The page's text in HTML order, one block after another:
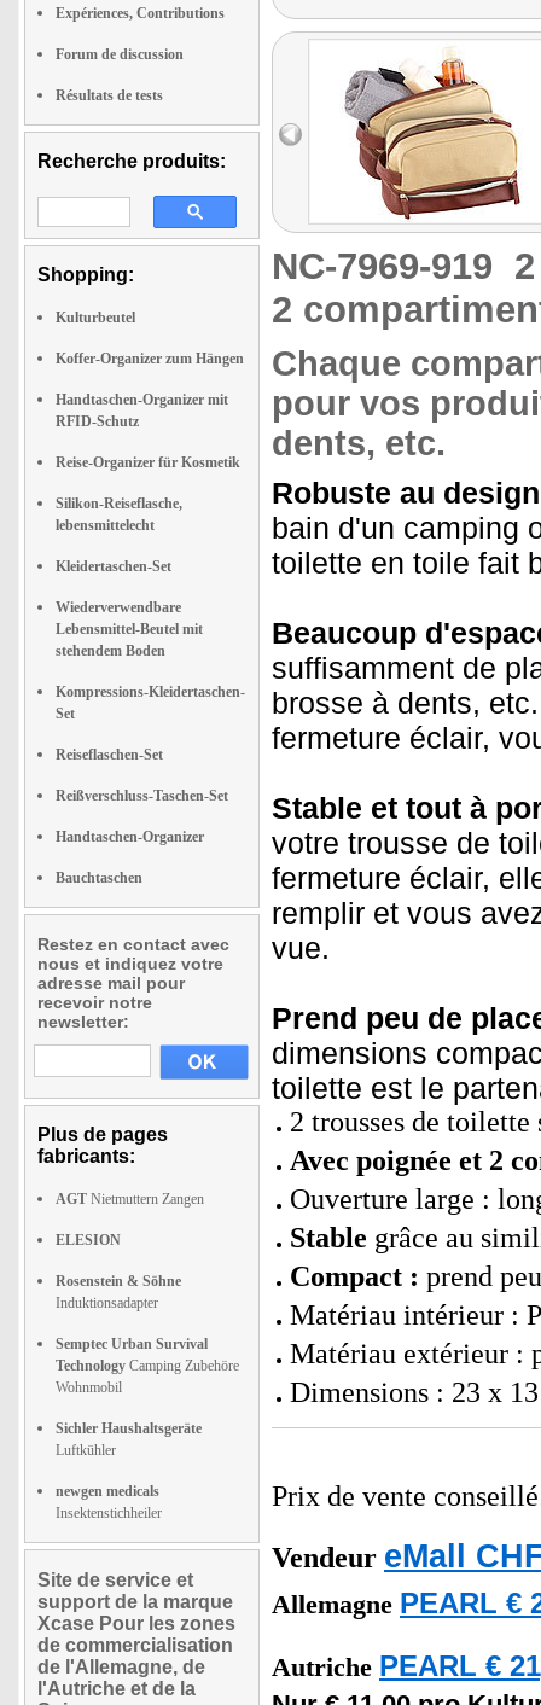
Expériences, Contributions
Forum de discussion
Résultats de tests
Recherche produits:
Shopping:
Kulturbeutel
Koffer-Organizer zum Hängen
Handtaschen-Organizer mit
RFID-Schutz
Reise-Organizer für Kosmetik
Silikon-Reiseflasche,
lebensmittelecht
Kleidertaschen-Set
Wiederverwendbare
Lebensmittel-Beutel mit
stehendem Boden
Kompressions-Kleidertaschen-
Set
Reiseflaschen-Set
Reißverschluss-Taschen-Set
Handtaschen-Organizer
Bauchtaschen
Restez en contact avec
nous et indiquez votre
adresse mail pour
recevoir notre
newsletter:
Plus de pages
fabricants:
AGT Nietmuttern Zangen
ELESION
Rosenstein & Söhne
Induktionsadapter
Semptec Urban Survival
Technology Camping Zubehöre
Wohnmobil
Sichler Haushaltsgeräte
Luftkühler
newgen medicals
Insektenstichheiler
Site de service et
support de la marque
Xcase Pour les zones
de commercialisation
de l'Allemagne, de
l'Autriche et de la
NC-7969-919
2
Chaque
pour vos
dents, etc.
Robuste au
bain d'un camping
toilette en toile fait
Beaucoup
suffisamment de
brosse à dents,
fermeture éclair,
Stable et tout à
votre trousse de
fermeture éclair,
remplir et vous
vue.
Prend peu de
dimensions
toilette est le
2 trousses de toilette
Avec poignée et 2
Ouverture large :
Stable grâce au
Compact : prend
Matériau intérieur :
Matériau extérieur :
Dimensions : 23 x
Prix de vente
Vendeur eMall
Allemagne PEARL €
Autriche PEARL €